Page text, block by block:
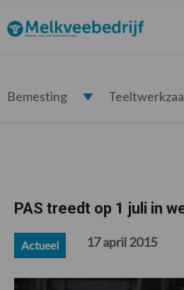
de
hoofdnavigatie
de
hoofd
de
eerste
de
voettekst
Melkveebedrijf.nl
Bemesting
PAS treedt op 1 juli in
Actueel 17 april 2015